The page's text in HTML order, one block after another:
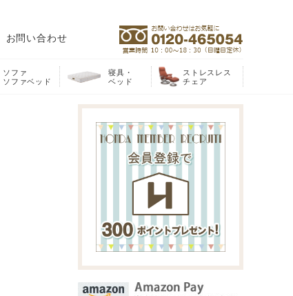
お問い合わせ
ソファ
ソファベッド
寝具・
ベッド
ストレスレス
チェア